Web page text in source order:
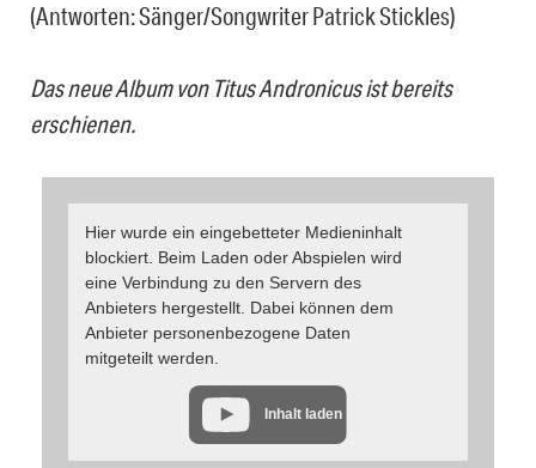
(Antworten: Sänger/Songwriter Patrick Stickles)
Das neue Album von Titus Andronicus ist bereits
erschienen.
Hier wurde ein eingebetteter Medieninhalt
blockiert. Beim Laden oder Abspielen wird
eine Verbindung zu den Servern des
Anbieters hergestellt. Dabei können dem
Anbieter personenbezogene Daten
mitgeteilt werden.
Inhalt laden